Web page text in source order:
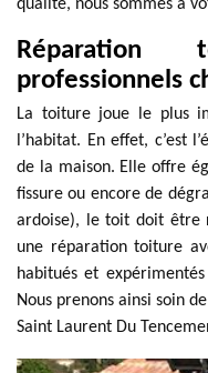
qualité, nous sommes à
professionnels
La toiture joue le plus
l’habitat. En effet, c’est
de la maison. Elle offre
fissure ou encore de
ardoise), le toit doit être
une réparation toiture
habitués et
Nous prenons ainsi soin
Saint Laurent Du